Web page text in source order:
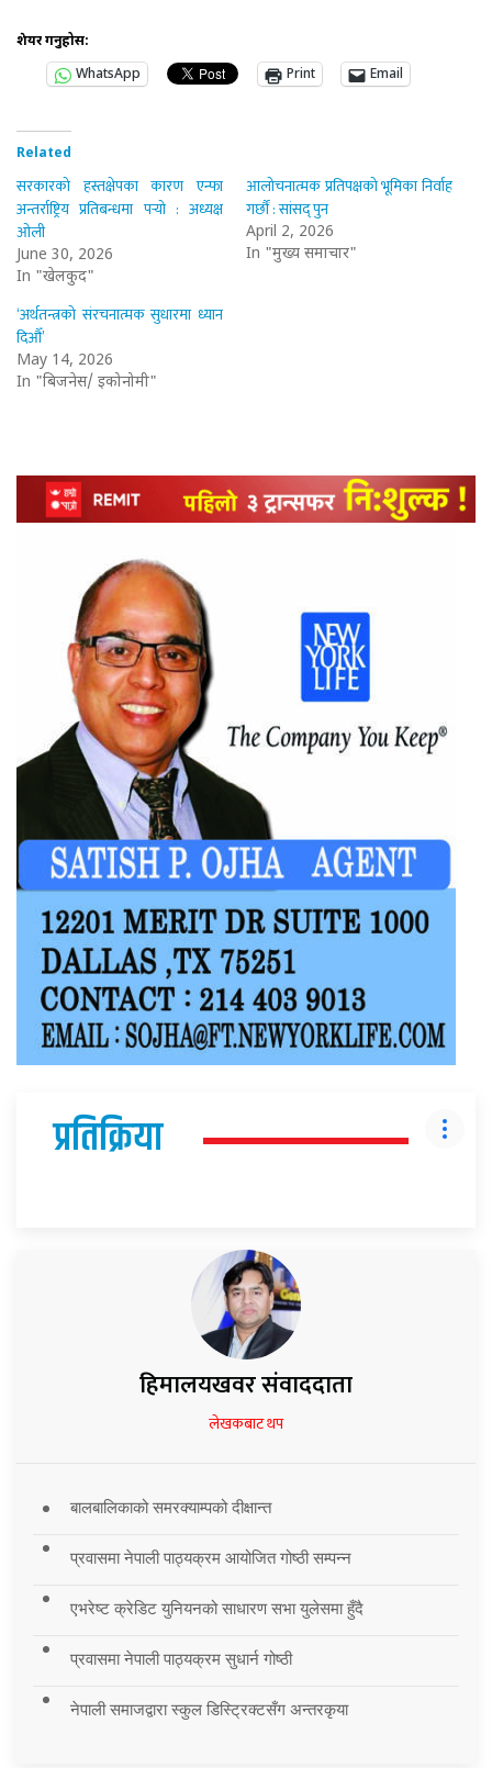
शेयर गर्नुहोस:
WhatsApp
Print Email
Related
सरकारको हस्तक्षेपका कारण एन्फा
अन्तर्राष्ट्रिय प्रतिबन्धमा पर्‍यो : अध्यक्ष
ओली
June 30, 2026
In "खेलकुद"
आलोचनात्मक प्रतिपक्षको भूमिका निर्वाह
गर्छौं : सांसद् पुन
April 2, 2026
In "मुख्य समाचार"
‘अर्थतन्त्रको संरचनात्मक सुधारमा ध्यान
दिऔँ’
May 14, 2026
In "बिजनेस/ इकोनोमी"
प्रतिक्रिया
हिमालयखवर संवाददाता
लेखकबाट थप
बालबालिकाको समरक्याम्पको दीक्षान्त
प्रवासमा नेपाली पाठ्यक्रम आयोजित गोष्ठी सम्पन्न
एभरेष्ट क्रेडिट युनियनको साधारण सभा युलेसमा हुँदै
प्रवासमा नेपाली पाठ्यक्रम सुधार्न गोष्ठी
नेपाली समाजद्वारा स्कुल डिस्ट्रिक्टसँग अन्तरकृया